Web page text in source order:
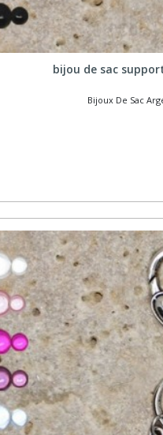
bijou de sac
Bijoux De Sac